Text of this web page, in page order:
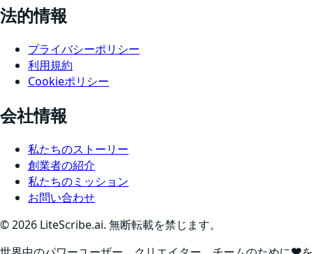
法的情報
プライバシーポリシー
利用規約
Cookieポリシー
会社情報
私たちのストーリー
創業者の紹介
私たちのミッション
お問い合わせ
©2026 LiteScribe.ai. 無断転載を禁じます。